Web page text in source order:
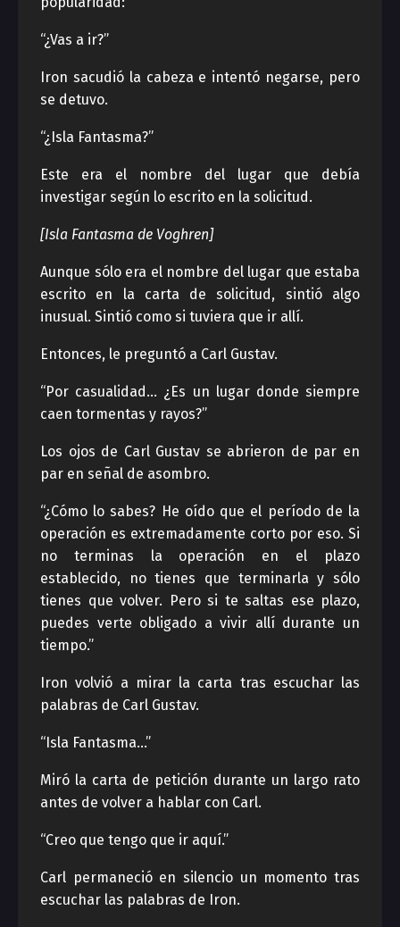
“¿Vas a ir?”
Iron sacudió la cabeza e intentó negarse, pero
se detuvo.
“¿Isla Fantasma?”
Este era el nombre del lugar que debía
investigar según lo escrito en la solicitud.
[Isla Fantasma de Voghren]
Aunque sólo era el nombre del lugar que estaba
escrito en la carta de solicitud, sintió algo
inusual. Sintió como si tuviera que ir allí.
Entonces, le preguntó a Carl Gustav.
“Por casualidad… ¿Es un lugar donde siempre
caen tormentas y rayos?”
Los ojos de Carl Gustav se abrieron de par en
par en señal de asombro.
“¿Cómo lo sabes? He oído que el período de la
operación es extremadamente corto por eso. Si
no terminas la operación en el plazo
establecido, no tienes que terminarla y sólo
tienes que volver. Pero si te saltas ese plazo,
puedes verte obligado a vivir allí durante un
tiempo.”
Iron volvió a mirar la carta tras escuchar las
palabras de Carl Gustav.
“Isla Fantasma…”
Miró la carta de petición durante un largo rato
antes de volver a hablar con Carl.
“Creo que tengo que ir aquí.”
Carl permaneció en silencio un momento tras
escuchar las palabras de Iron.